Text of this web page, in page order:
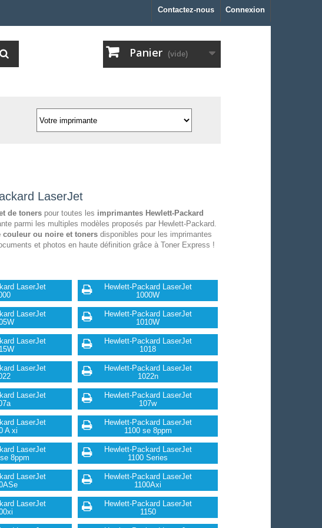
Connexion
Contactez-nous
Panier (vide)
LaserJet
de tonerspour toutes les imprimantes Hewlett-Packard
parmi les multiples modèles proposés par Hewlett-Packard.
couleur ou noire et tonersdisponibles pour les imprimantes
et photos en haute définition grâce à Toner Express !
LaserJet
Hewlett-Packard LaserJet
1000W
LaserJet
Hewlett-Packard LaserJet
1010W
LaserJet
Hewlett-Packard LaserJet
1018
LaserJet
Hewlett-Packard LaserJet
1022n
LaserJet
Hewlett-Packard LaserJet
107w
LaserJet
A xi
Hewlett-Packard LaserJet
1100 se 8ppm
LaserJet
8ppm
Hewlett-Packard LaserJet
1100 Series
LaserJet
Hewlett-Packard LaserJet
1100Axi
LaserJet
Hewlett-Packard LaserJet
1150